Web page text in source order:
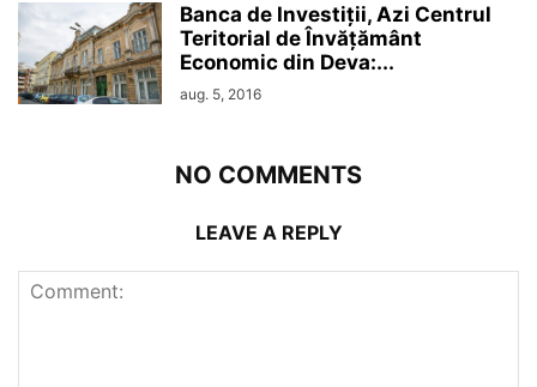
Banca de Investiții, Azi Centrul
Teritorial de Învățământ
Economic din Deva:...
aug. 5, 2016
NO COMMENTS
LEAVE A REPLY